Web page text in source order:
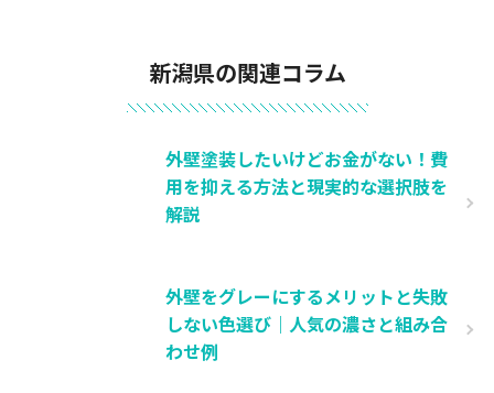
新潟県の関連コラム
外壁塗装したいけどお金がない！費
用を抑える方法と現実的な選択肢を
解説
外壁をグレーにするメリットと失敗
しない色選び｜人気の濃さと組み合
わせ例